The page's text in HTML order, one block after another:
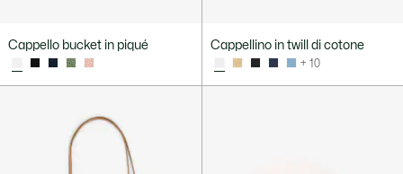
Cappello bucket in piqué Cappellino in twill di cotone
+ 10